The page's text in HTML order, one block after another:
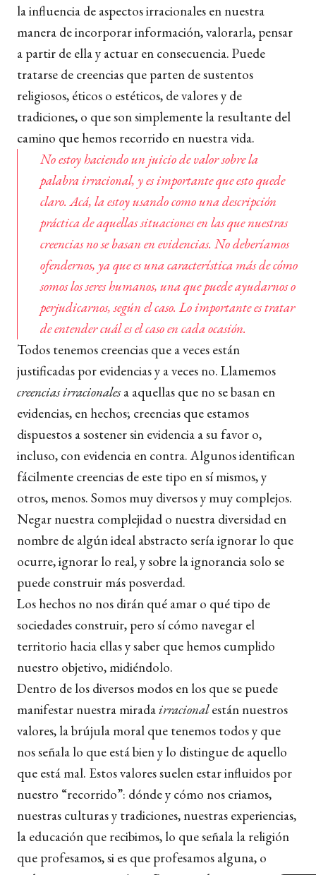
la influencia de aspectos irracionales en nuestra
manera de incorporar información, valorarla, pensar
a partir de ella y actuar en consecuencia. Puede
tratarse de creencias que parten de sustentos
religiosos, éticos o estéticos, de valores y de
tradiciones, o que son simplemente la resultante del
camino que hemos recorrido en nuestra vida.
No estoy haciendo un juicio de valor sobre la
palabra irracional, y es importante que esto quede
claro. Acá, la estoy usando como una descripción
práctica de aquellas situaciones en las que nuestras
creencias no se basan en evidencias. No deberíamos
ofendernos, ya que es una característica más de cómo
somos los seres humanos, una que puede ayudarnos o
perjudicarnos, según el caso. Lo importante es tratar
de entender cuál es el caso en cada ocasión.
Todos tenemos creencias que a veces están
justificadas por evidencias y a veces no. Llamemos
creencias irracionalesa aquellas que no se basan en
evidencias, en hechos; creencias que estamos
dispuestos a sostener sin evidencia a su favor o,
incluso, con evidencia en contra. Algunos identifican
fácilmente creencias de este tipo en sí mismos, y
otros, menos. Somos muy diversos y muy complejos.
Negar nuestra complejidad o nuestra diversidad en
nombre de algún ideal abstracto sería ignorar lo que
ocurre, ignorar lo real, y sobre la ignorancia solo se
puede construir más posverdad.
Los hechos no nos dirán qué amar o qué tipo de
sociedades construir, pero sí cómo navegar el
territorio hacia ellas y saber que hemos cumplido
nuestro objetivo, midiéndolo.
Dentro de los diversos modos en los que se puede
manifestar nuestra miradairracionalestán nuestros
valores, la brújula moral que tenemos todos y que
nos señala lo que está bien y lo distingue de aquello
que está mal. Estos valores suelen estar influidos por
nuestro “recorrido”: dónde y cómo nos criamos,
nuestras culturas y tradiciones, nuestras experiencias,
la educación que recibimos, lo que señala la religión
que profesamos, si es que profesamos alguna, o